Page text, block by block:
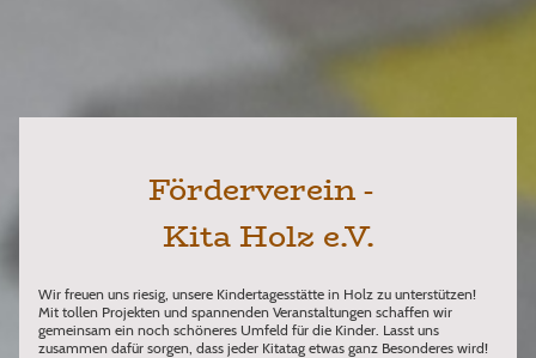
Förderverein -
Kita Holz e.V.
Wir freuen uns riesig, unsere Kindertagesstätte in Holz zu unterstützen!
Mit tollen Projekten und spannenden Veranstaltungen schaffen wir
gemeinsam ein noch schöneres Umfeld für die Kinder. Lasst uns
zusammen dafür sorgen, dass jeder Kitatag etwas ganz Besonderes wird!